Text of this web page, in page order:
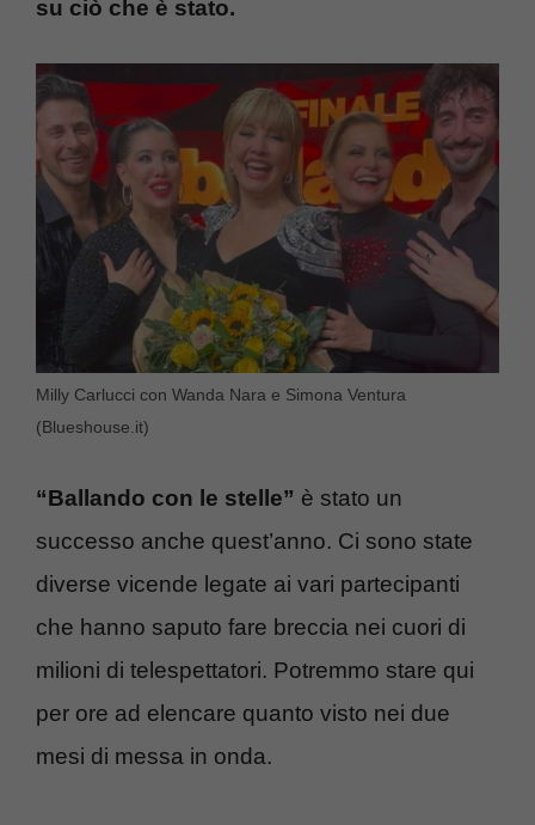
su ciò che è stato.
Milly Carlucci con Wanda Nara e Simona Ventura
(Blueshouse.it)
“Ballando con le stelle” è stato un
successo anche quest’anno. Ci sono state
diverse vicende legate ai vari partecipanti
che hanno saputo fare breccia nei cuori di
milioni di telespettatori. Potremmo stare qui
per ore ad elencare quanto visto nei due
mesi di messa in onda.